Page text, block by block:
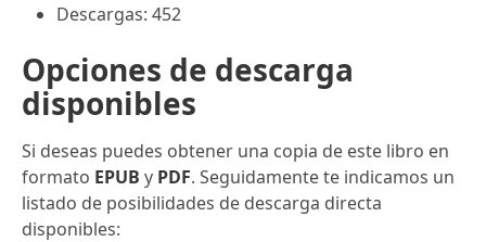
Descargas: 452
Opciones de descarga
disponibles
Si deseas puedes obtener una copia de este libro en
formato EPUB y PDF. Seguidamente te indicamos un
listado de posibilidades de descarga directa
disponibles: